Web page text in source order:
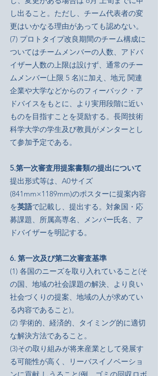
し出ること。ただし、チーム代表者の変
更はいかなる理由があっても認めない。
(7) プロトタイプ改良期間のチーム構成に
ついてはチームメンバーの人数、アドバ
イザー人数の上限は設けず、通常のチー
ムメンバー(上限 5 名)に加え、地元 関連
企業や大学などからのフィーバック・ア
ドバイスをもとに、より実用段階に近い
ものを目指すことを奨励する。長岡技術
科学大学の学生及び教員がメンターとし
て参加予定である。
5.第一次審査用提案書類の提出について
提出形式等は、A0サイズ
(841mm×1189mm)のポスターに提案内容
を英語で記載し、提出する。対象国・応
募課題、所属高専名、メンバー氏名、ア
ドバイザーを明記する。
6. 第一次及び第二次審査基準
(1) 各国のニーズを取り入れていること(そ
の国、地域の社会課題の解決、より良い
社会づくりの提案、地域の人が求めてい
る内容であること)。
(2) 学術的、経済的、タイミング的に適切
な解決方法であること。
(3)その取り組みが将来産業として発展す
る可能性が高く、リーバスイノベーショ